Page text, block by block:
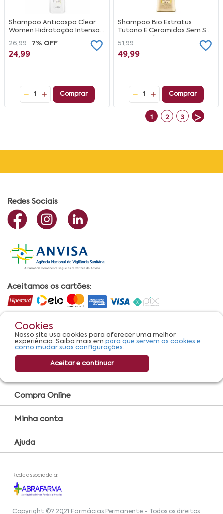
Shampoo Anticaspa Clear
Women Hidratação Intensa
200 ML
26,99 7% OFF
24,99
1 Comprar
Shampoo Bio Extratus
Tutano E Ceramidas Sem Sal
Com 250Ml
51,99
49,99
1 Comprar
1 2 3 >
Cookies
Nosso site usa cookies para oferecer uma melhor
experiência. Saiba mais em para que servem os cookies e
como mudar suas configurações.
Aceitar e continuar
Redes Sociais
Aceitamos os cartões:
Serviços
Convênio Farmácia
Farmácia Popular
Encarte
Compra Online
Minha conta
Ajuda
Rede associada a:
Copyright ©? 2021 Farmácias Permanente - Todos os direitos